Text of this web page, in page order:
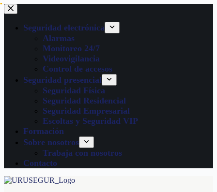
Seguridad electrónica
Alarmas
Monitoreo 24/7
Videovigilancia
Control de accesos
Seguridad presencial
Seguridad Física
Seguridad Residencial
Seguridad Empresarial
Escoltas y Seguridad VIP
Formación
Sobre nosotros
Trabaja con nosotros
Contacto